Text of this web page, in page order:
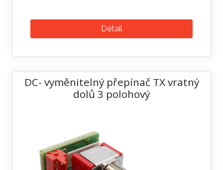
Detail
DC- vyměnitelný přepínač TX vratný
dolů 3 polohový